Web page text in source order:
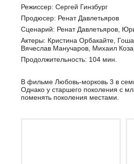
Режиссер: Сергей Гинзбург
Продюсер: Ренат Давлетьяров
Сценарий: Ренат Давлетьяров,
Актеры: Кристина Орбакайте,
Вячеслав Манучаров, Михаил
Продолжительность: 104 мин.
В фильме Любовь-морковь 3 в
Однако у старшего поколения с
поменять поколения местами.